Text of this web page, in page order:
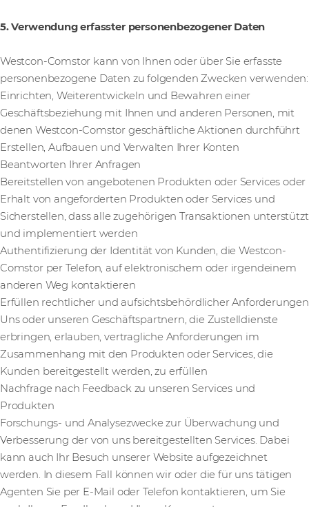
5. Verwendung erfasster personenbezogener Daten
Westcon-Comstor kann von Ihnen oder über Sie erfasste
personenbezogene Daten zu folgenden Zwecken verwenden:
Einrichten, Weiterentwickeln und Bewahren einer
Geschäftsbeziehung mit Ihnen und anderen Personen, mit
denen Westcon-Comstor geschäftliche Aktionen durchführt
Erstellen, Aufbauen und Verwalten Ihrer Konten
Beantworten Ihrer Anfragen
Bereitstellen von angebotenen Produkten oder Services oder
Erhalt von angeforderten Produkten oder Services und
Sicherstellen, dass alle zugehörigen Transaktionen unterstützt
und implementiert werden
Authentifizierung der Identität von Kunden, die Westcon-
Comstor per Telefon, auf elektronischem oder irgendeinem
anderen Weg kontaktieren
Erfüllen rechtlicher und aufsichtsbehördlicher Anforderungen
Uns oder unseren Geschäftspartnern, die Zustelldienste
erbringen, erlauben, vertragliche Anforderungen im
Zusammenhang mit den Produkten oder Services, die
Kunden bereitgestellt werden, zu erfüllen
Nachfrage nach Feedback zu unseren Services und
Produkten
Forschungs- und Analysezwecke zur Überwachung und
Verbesserung der von uns bereitgestellten Services. Dabei
kann auch Ihr Besuch unserer Website aufgezeichnet
werden. In diesem Fall können wir oder die für uns tätigen
Agenten Sie per E-Mail oder Telefon kontaktieren, um Sie